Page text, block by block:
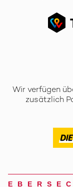
Wir verfügen
zusätzlich